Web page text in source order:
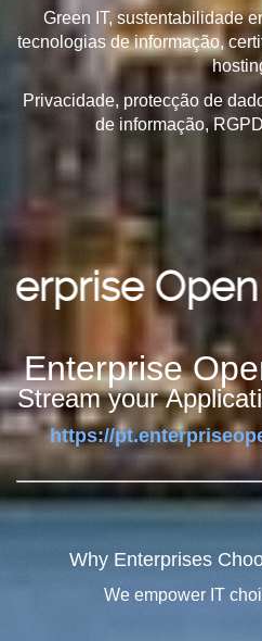
Green IT, sustentabilidade
tecnologias de informação,
Privacidade, protecção de
de informação,
Open
Enterprise
Stream your
https://
Why Enterprises
We empower IT